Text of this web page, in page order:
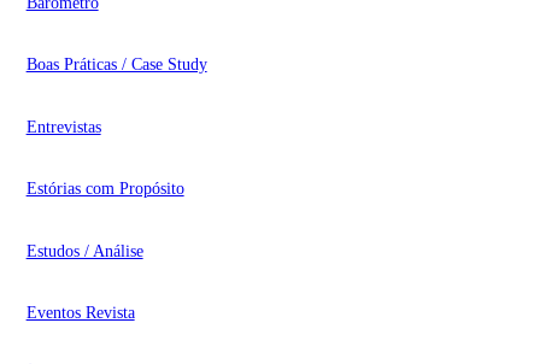
Boas Práticas / Case Study
Entrevistas
Estórias com Propósito
Estudos / Análise
Eventos Revista